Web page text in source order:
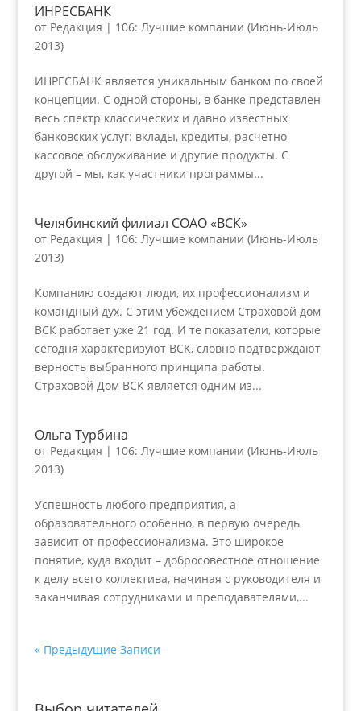
ИНРЕСБАНК
от Редакция | 106: Лучшие компании (Июнь-Июль
2013)
ИНРЕСБАНК является уникальным банком по своей
концепции. С одной стороны, в банке представлен
весь спектр классических и давно известных
банковских услуг: вклады, кредиты, расчетно-
кассовое обслуживание и другие продукты. С
другой – мы, как участники программы...
Челябинский филиал СОАО «ВСК»
от Редакция | 106: Лучшие компании (Июнь-Июль
2013)
Компанию создают люди, их профессионализм и
командный дух. С этим убеждением Страховой дом
ВСК работает уже 21 год. И те показатели, которые
сегодня характеризуют ВСК, словно подтверждают
верность выбранного принципа работы.
Страховой Дом ВСК является одним из...
Ольга Турбина
от Редакция | 106: Лучшие компании (Июнь-Июль
2013)
Успешность любого предприятия, а
образовательного особенно, в первую очередь
зависит от профессионализма. Это широкое
понятие, куда входит – добросовестное отношение
к делу всего коллектива, начиная с руководителя и
заканчивая сотрудниками и преподавателями,...
« Предыдущие Записи